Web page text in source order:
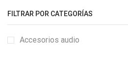
FILTRAR POR CATEGORÍAS
Accesorios audio